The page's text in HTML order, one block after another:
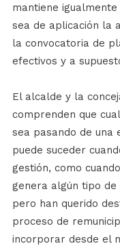
mantiene
sea de aplicación la
la convocatoria de
efectivos y a
El alcalde y la
comprenden que
sea pasando de una
puede suceder
gestión, como
genera algún tipo
pero han querido
proceso de
incorporar desde el